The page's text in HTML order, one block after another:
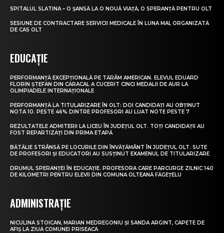
SPITALUL SLATINA – O ȘANSĂ LA O NOUĂ VIAȚĂ, O SPERANȚĂ PENTRU OLT
SESIUNE DE CONTRACTARE SERVICII MEDICALE ÎN LUNA MAI, ORGANIZATĂ
DE CAS OLT
EDUCAȚIE
PERFORMANȚĂ EXCEPȚIONALĂ PE TĂRÂM AMERICAN. ELEVUL EDUARD
FLORIN ȘTEFAN DIN CARACAL A CUCERIT CINCI MEDALII DE AUR LA
OLIMPIADELE INTERNAȚIONALE
PERFORMANȚĂ LA TITULARIZARE ÎN OLT: DOI CANDIDAȚI AU OBȚINUT
NOTA 10. PESTE 46% DINTRE PROFESORI AU LUAT NOTE PESTE 7
REZULTATELE ADMITERII LA LICEU ÎN JUDEȚUL OLT. TOȚI CANDIDAȚII AU
FOST REPARTIZAȚI DIN PRIMA ETAPĂ
BĂTĂLIE STRÂNSĂ PE LOCURILE DIN ÎNVĂȚĂMÂNT ÎN JUDEȚUL OLT. SUTE
DE PROFESORI ȘI EDUCATORI AU SUSȚINUT EXAMENUL DE TITULARIZARE
DRUMUL SPERANȚEI ÎN EDUCAȚIE. PROFESORA CARE PARCURGE ZILNIC 140
DE KILOMETRI PENTRU ELEVII DIN COMUNA OLTEANĂ FĂGEȚELU
ADMINISTRAȚIE
NICULINA STOICAN, MARIAN MEDREGONIU ȘI SANDA ARGINT, CAPETE DE
AFIȘ LA ZIUA COMUNEI PRISEACA